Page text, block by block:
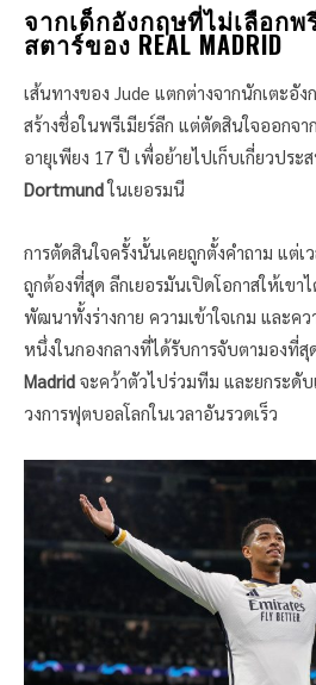
จากเด็กอังกฤษที่ไม่เลือกพ
สตาร์ของ REAL MADRID
เส้นทางของ Jude แตกต่างจากนักเตะอั
สร้างชื่อในพรีเมียร์ลีก แต่ตัดสินใจออกจ
อายุเพียง 17 ปี เพื่อย้ายไปเก็บเกี่ยวประ
Dortmundในเยอรมนี
การตัดสินใจครั้งนั้นเคยถูกตั้งคำถาม แต่
ถูกต้องที่สุด ลีกเยอรมันเปิดโอกาสให้เขา
พัฒนาทั้งร่างกาย ความเข้าใจเกม และค
หนึ่งในกองกลางที่ได้รับการจับตามองที่
Madrid จะคว้าตัวไปร่วมทีม และยกระดั
วงการฟุตบอลโลกในเวลาอันรวดเร็ว